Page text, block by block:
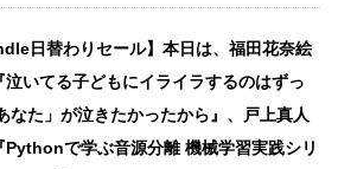
日替わりセール】本日は、福田花奈絵
泣いてる子どもにイライラするのはずっ
なた」が泣きたかったから』、戸上真人
Pythonで学ぶ音源分離 機械学習実践シリ